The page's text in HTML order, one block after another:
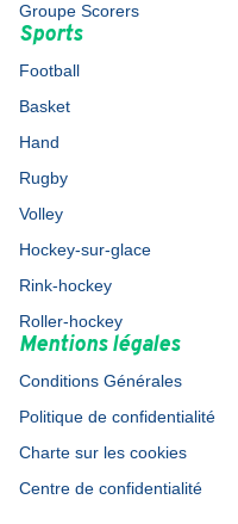
Groupe Scorers
Sports
Football
Basket
Hand
Rugby
Volley
Hockey-sur-glace
Rink-hockey
Roller-hockey
Mentions légales
Conditions Générales
Politique de confidentialité
Charte sur les cookies
Centre de confidentialité